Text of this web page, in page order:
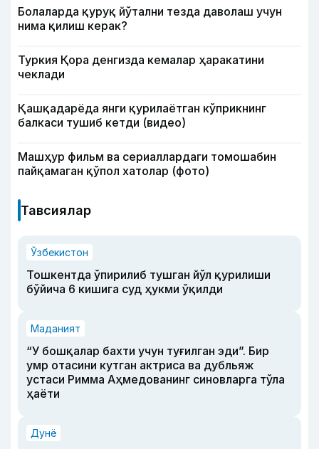
Болаларда қуруқ йўтални тезда даволаш учун
нима қилиш керак?
Туркия Қора денгизда кемалар ҳаракатини
чеклади
Қашқадарёда янги қурилаётган кўприкнинг
балкаси тушиб кетди (видео)
Машҳур фильм ва сериаллардаги томошабин
пайқамаган қўпол хатолар (фото)
Тавсиялар
Ўзбекистон
Тошкентда ўпирилиб тушган йўл қурилиши
бўйича 6 кишига суд ҳукми ўқилди
Маданият
“У бошқалар бахти учун туғилган эди”. Бир
умр отасини кутган актриса ва дубльяж
устаси Римма Аҳмедованинг синовларга тўла
ҳаёти
Дунё